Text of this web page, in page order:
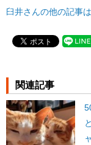
臼井さんの他の記事
関連記事